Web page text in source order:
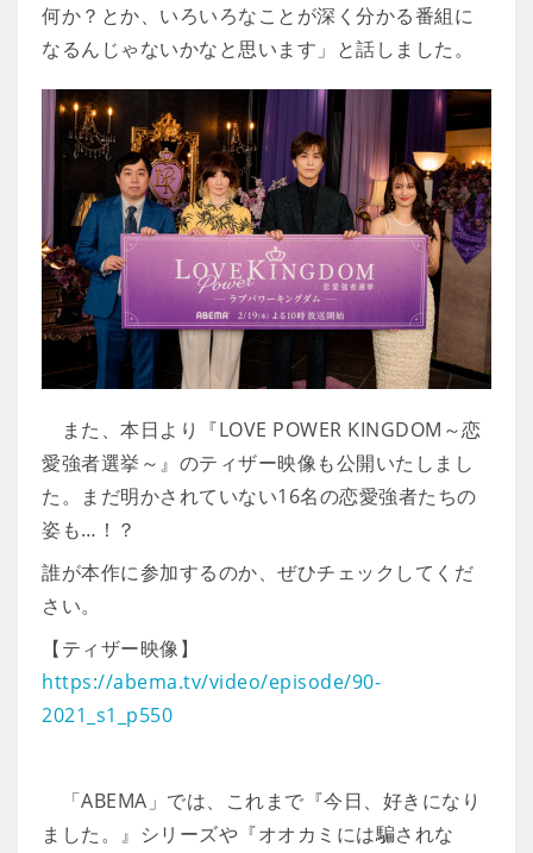
何か？とか、いろいろなことが深く分かる番組に
なるんじゃないかなと思います」と話しました。
また、本日より『LOVE POWER KINGDOM～恋
愛強者選挙～』のティザー映像も公開いたしまし
た。まだ明かされていない16名の恋愛強者たちの
姿も…！？
誰が本作に参加するのか、ぜひチェックしてくだ
さい。
【ティザー映像】
https://abema.tv/video/episode/90-
2021_s1_p550
「ABEMA」では、これまで『今日、好きになり
ました。』シリーズや『オオカミには騙されな